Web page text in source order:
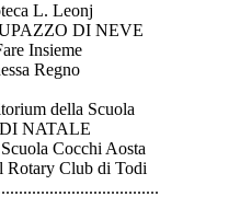
L. Leonj
DI NEVE
Insieme
Regno
della Scuola
NATALE
Cocchi Aosta
Rotary Club di Todi
...............